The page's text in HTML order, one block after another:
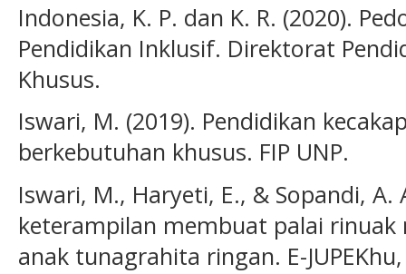
Indonesia, K. P. dan K. R. (2020).
Pendidikan Inklusif. Direktorat
Khusus.
Iswari, M. (2019). Pendidikan
berkebutuhan khusus. FIP UNP.
Iswari, M., Haryeti, E., & Sopandi, A.
keterampilan membuat palai
anak tunagrahita ringan. E-